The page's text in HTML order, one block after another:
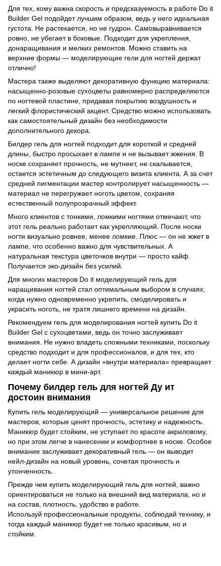
Для тех, кому важна скорость и предсказуемость в работе Do it
Builder Gel подойдет лучшим образом, ведь у него идеальная
густота. Не растекается, но не гудрон. Самовыравнивается
ровно, не убегает в боковые. Подходит для укрепления,
донаращивания и мелких ремонтов. Можно ставить на
верхние формы — моделирующие гели для ногтей держат
отлично!
Мастера также выделяют декоративную функцию материала:
насыщенно-розовые сухоцветы равномерно распределяются
по ногтевой пластине, придавая покрытию воздушность и
легкий флористический акцент. Средство можно использовать
как самостоятельный дизайн без необходимости
дополнительного декора.
Билдер гель для ногтей подходит для короткой и средней
длины, быстро просыхает в лампе и не вызывает жжения. В
носке сохраняет прочность, не мутнеет, не скалывается,
остается эстетичным до следующего визита клиента. А за счет
средней пигментации мастер контролирует насыщенность —
материал не перегружает ноготь цветом, сохраняя
естественный полупрозрачный эффект.
Много клиентов с тонкими, ломкими ногтями отмечают, что
этот гель реально работает как укрепляющий. После носки
ногти визуально ровнее, менее ломкие. Плюс — он не жжет в
лампе, что особенно важно для чувствительных. А
натуральная текстура цветочков внутри — просто кайф.
Получается эко-дизайн без усилий.
Для многих мастеров Do it моделирующий гель для
наращивания ногтей стал оптимальным выбором в случаях,
когда нужно одновременно укрепить, смоделировать и
украсить ноготь, не тратя лишнего времени на дизайн.
Рекомендуем гель для моделирования ногтей купить Do it
Builder Gel с сухоцветами, ведь он точно заслуживает
внимания. Не нужно владеть сложными техниками, поскольку
средство подходит и для профессионалов, и для тех, кто
делает ногти себе. А дизайн «внутри материала» превращает
каждый маникюр в мини-арт.
Почему билдер гель для ногтей Ду ит
достоин внимания
Купить гель моделирующий — универсальное решение для
мастеров, которые ценят прочность, эстетику и надежность.
Маникюр будет стойким, не уступает по красоте акриловому,
но при этом легче в нанесении и комфортнее в носке. Особое
внимание заслуживает декоративный гель — он выводит
нейл-дизайн на новый уровень, сочетая прочность и
утонченность.
Прежде чем купить моделирующий гель для ногтей, важно
ориентироваться не только на внешний вид материала, но и
на состав, плотность, удобство в работе.
Используй профессиональные продукты, соблюдай технику, и
тогда каждый маникюр будет не только красивым, но и
стойким.